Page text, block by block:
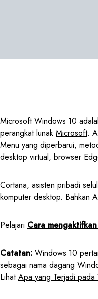
Microsoft Windows 10
perangkat lunak Microsoft.
Menu yang diperbarui,
desktop virtual, browser
Cortana, asisten pribadi
komputer desktop. Bahkan
Pelajari Cara
Catatan: Windows 10
sebagai nama dagang
LihatApa yang Terjadi